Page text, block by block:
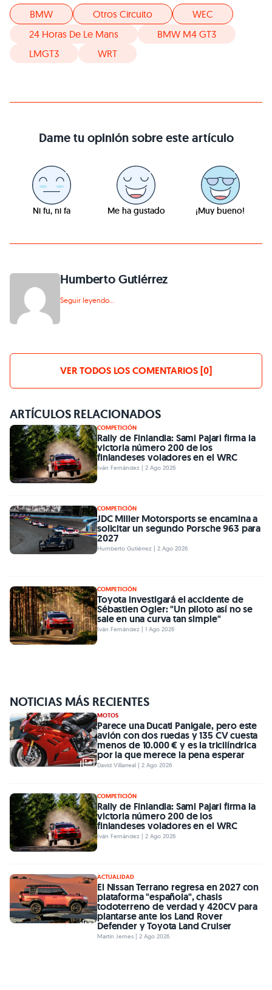
BMW Otros Circuito
WEC
24 Horas De Le Mans
BMW M4 GT3
LMGT3
WRT
Dame tu opinión sobre este artículo
Ni fu, ni fa Me ha gustado ¡Muy bueno!
Humberto Gutiérrez
Seguir leyendo...
VER TODOS LOS COMENTARIOS [0]
ARTÍCULOS RELACIONADOS
COMPETICIÓN
Rally de Finlandia: Sami Pajari firma la
victoria número 200 de los
finlandeses voladores en el WRC
Iván Fernández | 2 Ago 2026
COMPETICIÓN
JDC Miller Motorsports se encamina a
solicitar un segundo Porsche 963 para
2027
Humberto Gutiérrez | 2 Ago 2026
COMPETICIÓN
Toyota investigará el accidente de
Sébastien Ogier: "Un piloto así no se
sale en una curva tan simple"
Iván Fernández | 1 Ago 2026
NOTICIAS MÁS RECIENTES
MOTOS
Parece una Ducati Panigale, pero este
avión con dos ruedas y 135 CV cuesta
menos de 10.000 € y es la tricilíndrica
por la que merece la pena esperar
David Villarreal | 2 Ago 2026
COMPETICIÓN
Rally de Finlandia: Sami Pajari firma la
victoria número 200 de los
finlandeses voladores en el WRC
Iván Fernández | 2 Ago 2026
ACTUALIDAD
El Nissan Terrano regresa en 2027 con
plataforma "española", chasis
todoterreno de verdad y 420CV para
plantarse ante los Land Rover
Defender y Toyota Land Cruiser
Martín Jemes | 2 Ago 2026